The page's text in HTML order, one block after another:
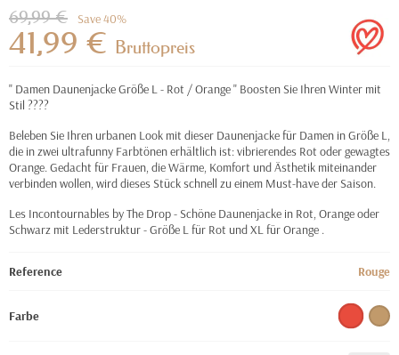
69,99 € Save 40%
41,99 € Bruttopreis
" Damen Daunenjacke Größe L - Rot / Orange " Boosten Sie Ihren Winter mit
Stil ????
Beleben Sie Ihren urbanen Look mit dieser Daunenjacke für Damen in Größe L,
die in zwei ultrafunny Farbtönen erhältlich ist: vibrierendes Rot oder gewagtes
Orange. Gedacht für Frauen, die Wärme, Komfort und Ästhetik miteinander
verbinden wollen, wird dieses Stück schnell zu einem Must-have der Saison.
Les Incontournables by The Drop - Schöne Daunenjacke in Rot, Orange oder
Schwarz mit Lederstruktur - Größe L für Rot und XL für Orange .
Reference Rouge
Farbe